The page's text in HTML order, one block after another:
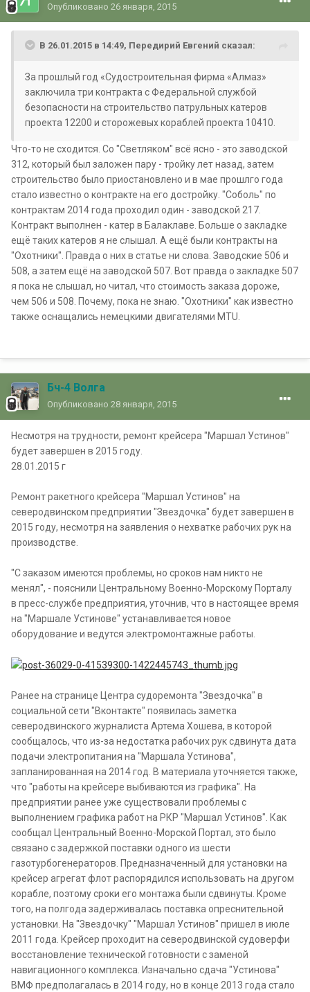
Опубликовано 26 января, 2015
В 26.01.2015 в 14:49, Передирий Евгений сказал:
За прошлый год «Судостроительная фирма «Алмаз»
заключила три контракта с Федеральной службой
безопасности на строительство патрульных катеров
проекта 12200 и сторожевых кораблей проекта 10410.
Что-то не сходится. Со "Светляком" всё ясно - это заводской
312, который был заложен пару - тройку лет назад, затем
строительство было приостановлено и в мае прошлго года
стало известно о контракте на его достройку. "Соболь" по
контрактам 2014 года проходил один - заводской 217.
Контракт выполнен - катер в Балаклаве. Больше о закладке
ещё таких катеров я не слышал. А ещё были контракты на
"Охотники". Правда о них в статье ни слова. Заводские 506 и
508, а затем ещё на заводской 507. Вот правда о закладке 507
я пока не слышал, но читал, что стоимость заказа дороже,
чем 506 и 508. Почему, пока не знаю. "Охотники" как известно
также оснащались немецкими двигателями MTU.
Бч-4 Волга
Опубликовано 28 января, 2015
Несмотря на трудности, ремонт крейсера "Маршал Устинов"
будет завершен в 2015 году.
28.01.2015 г
Ремонт ракетного крейсера "Маршал Устинов" на
северодвинском предприятии "Звездочка" будет завершен в
2015 году, несмотря на заявления о нехватке рабочих рук на
производстве.
"С заказом имеются проблемы, но сроков нам никто не
менял", - пояснили Центральному Военно-Морскому Порталу
в пресс-службе предприятия, уточнив, что в настоящее время
на "Маршале Устинове" устанавливается новое
оборудование и ведутся электромонтажные работы.
Ранее на странице Центра судоремонта "Звездочка" в
социальной сети "Вконтакте" появилась заметка
северодвинского журналиста Артема Хошева, в которой
сообщалось, что из-за недостатка рабочих рук сдвинута дата
подачи электропитания на "Маршала Устинова",
запланированная на 2014 год. В материала уточняется также,
что "работы на крейсере выбиваются из графика". На
предприятии ранее уже существовали проблемы с
выполнением графика работ на РКР "Маршал Устинов". Как
сообщал Центральный Военно-Морской Портал, это было
связано с задержкой поставки одного из шести
газотурбогенераторов. Предназначенный для установки на
крейсер агрегат флот распорядился использовать на другом
корабле, поэтому сроки его монтажа были сдвинуты. Кроме
того, на полгода задерживалась поставка опреснительной
установки. На "Звездочку" "Маршал Устинов" пришел в июле
2011 года. Крейсер проходит на северодвинской судоверфи
восстановление технической готовности с заменой
навигационного комплекса. Изначально сдача "Устинова"
ВМФ предполагалась в 2014 году, но в конце 2013 года стало